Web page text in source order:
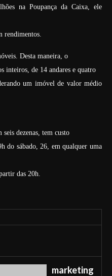
na Poupança da Caixa, ele
rendimentos.
Desta maneira, o
inteiros, de 14 andares e quatro
um imóvel de valor médio
dezenas, tem custo
do sábado, 26, em qualquer uma
das 20h.
marketing